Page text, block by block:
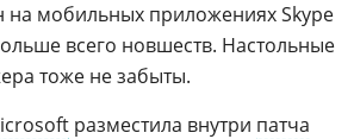
на мобильных приложениях Skype
всего новшеств. Настольные
тоже не забыты.
разместила внутри патча